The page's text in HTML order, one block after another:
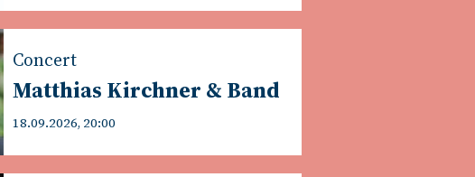
Concert
Matthias Kirchner & Band
18.09.2026, 20:00